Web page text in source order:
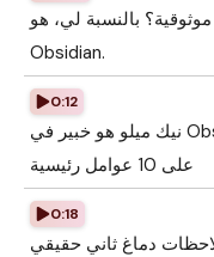
موثوقية؟ بالنسبة لي، هو
Obsidian.
0:12
نيك ميلو هو خبير في Obsidian ، وأنا دعوته لتقييم Obsidian
على 10 عوامل رئيسية
0:18